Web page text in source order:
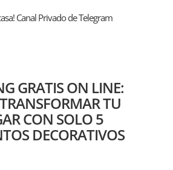
Canal Privado de Telegram
GRATIS ON LINE:
TU
CON SOLO 5
DECORATIVOS